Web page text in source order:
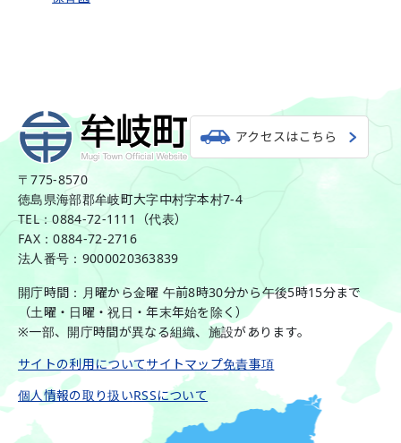
アクセスはこちら
〒775-8570
徳島県海部郡牟岐町大字中村字本村7-4
TEL：0884-72-1111（代表）
FAX：0884-72-2716
法人番号：9000020363839
開庁時間：月曜から金曜 午前8時30分から午後5時15分まで
（土曜・日曜・祝日・年末年始を除く）
※一部、開庁時間が異なる組織、施設があります。
サイトの利用についてサイトマップ免責事項
個人情報の取り扱いRSSについて